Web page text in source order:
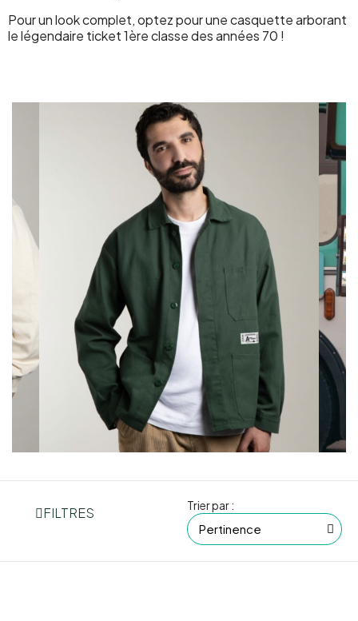
Pour un look complet, optez pour une casquette arborant
le légendaire ticket 1ère classe des années 70 !
FILTRES Trier par :